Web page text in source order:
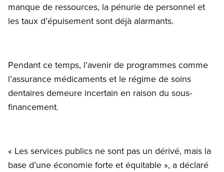
manque de ressources, la pénurie de personnel et
les taux d’épuisement sont déjà alarmants.
Pendant ce temps, l’avenir de programmes comme
l’assurance médicaments et le régime de soins
dentaires demeure incertain en raison du sous-
financement.
« Les services publics ne sont pas un dérivé, mais la
base d’une économie forte et équitable », a déclaré